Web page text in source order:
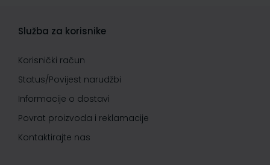
Služba za korisnike
Korisnički račun
Status/Povijest narudžbi
Informacije o dostavi
Povrat proizvoda i reklamacije
Kontaktirajte nas